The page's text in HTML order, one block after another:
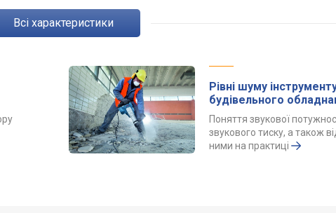
Всі характеристики
Рівні шуму
будівельного
Поняття звукової
звукового тиску, а також
ними на практиці